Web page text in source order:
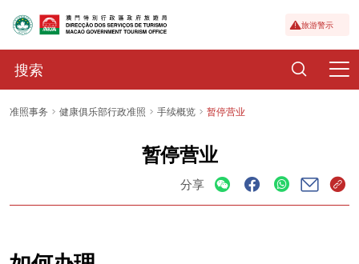
旅游警示
准照事务 健康俱乐部行政准照 手续概览 暂停营业
暂停营业
分享